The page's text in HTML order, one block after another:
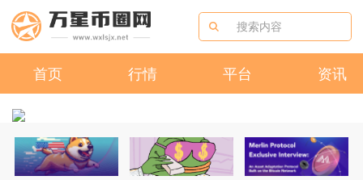
首页 行情 平台 资讯